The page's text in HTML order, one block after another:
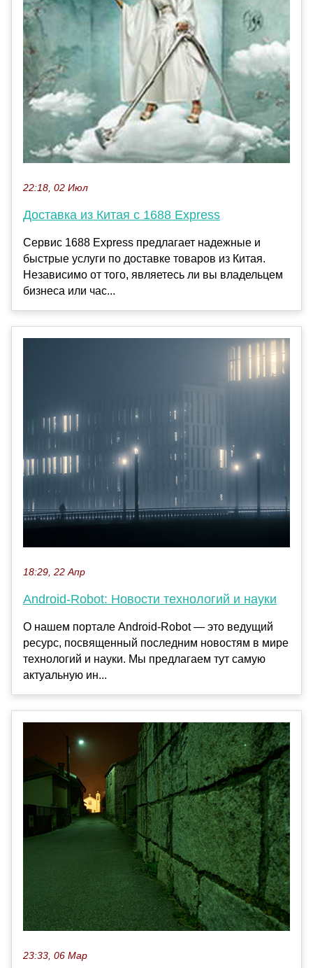
22:18, 02 Июл
Доставка из Китая с 1688 Express
Сервис 1688 Express предлагает надежные и
быстрые услуги по доставке товаров из Китая.
Независимо от того, являетесь ли вы владельцем
бизнеса или час...
18:29, 22 Апр
Android-Robot: Новости технологий и науки
О нашем портале Android-Robot — это ведущий
ресурс, посвященный последним новостям в мире
технологий и науки. Мы предлагаем тут самую
актуальную ин...
23:33, 06 Мар